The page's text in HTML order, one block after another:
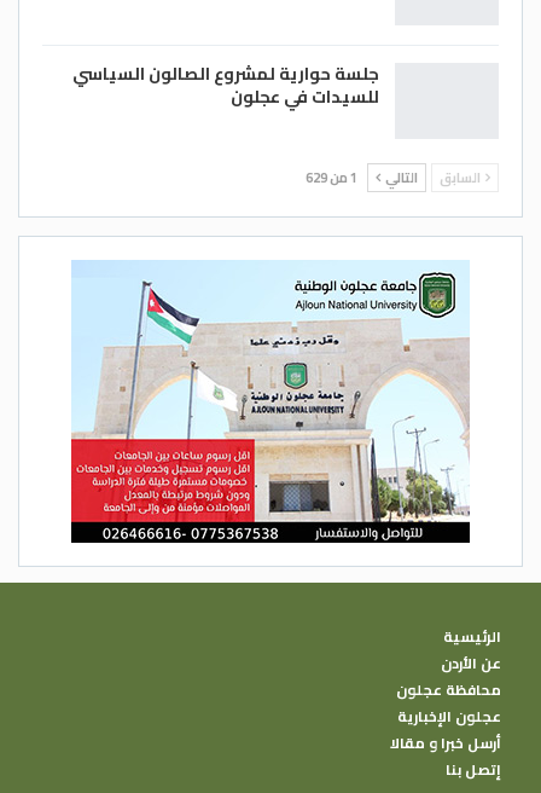
جلسة حوارية لمشروع الصالون السياسي
للسيدات في عجلون
السابق التالي 1 من 629
الرئيسية
عن الأردن
محافظة عجلون
عجلون الإخبارية
أرسل خبرا و مقالا
إتصل بنا